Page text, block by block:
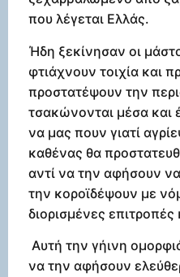
που λέγεται Ελλάς.
Ήδη ξεκίνησαν οι
φτιάχνουν τοιχία και
προστατέψουν την
τσακώνονται μέσα και
να μας πουν γιατί
καθένας θα
αντί να την αφήσουν
την κοροϊδέψουν με
διορισμένες
Αυτή την γήινη
να την αφήσουν